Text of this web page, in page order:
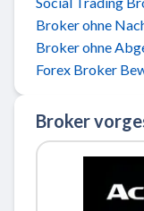
Broker ohne
Broker ohne
Forex Broker
Broker